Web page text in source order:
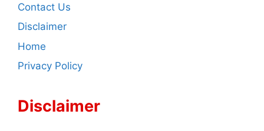
Contact Us
Disclaimer
Home
Privacy Policy
Disclaimer